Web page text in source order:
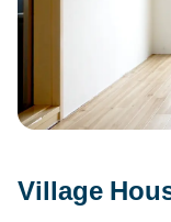
Village